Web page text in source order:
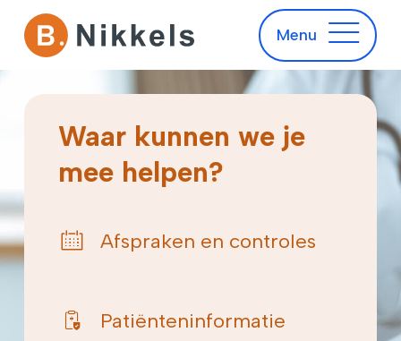
Spoedgeval
Menu
Waar kunnen we je
mee helpen?
Afspraken en controles
Patiënteninformatie